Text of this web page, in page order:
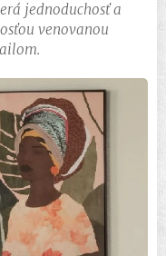
jednoduchosť a
venovanou